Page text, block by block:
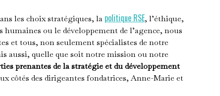
les choix stratégiques, la politique RSE, l’éthique,
humaines ou le développement de l’agence, nous
et tous, non seulement spécialistes de notre
aussi, quelle que soit notre mission ou notre
prenantes de la stratégie et du développement
côtés des dirigeantes fondatrices, Anne-Marie et